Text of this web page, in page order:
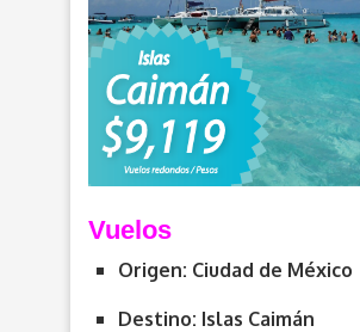
Vuelos
Origen: Ciudad de México
Destino: Islas Caimán